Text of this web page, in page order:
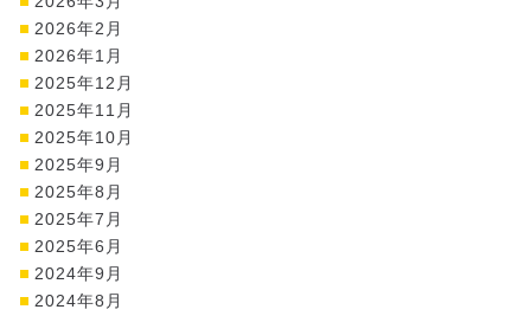
2026年2月
2026年1月
2025年12月
2025年11月
2025年10月
2025年9月
2025年8月
2025年7月
2025年6月
2024年9月
2024年8月